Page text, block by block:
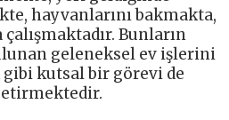
hayvanlarını bakmakta,
Bunların
geleneksel ev işlerini
kutsal bir görevi de